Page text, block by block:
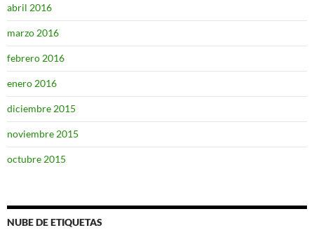
abril 2016
marzo 2016
febrero 2016
enero 2016
diciembre 2015
noviembre 2015
octubre 2015
NUBE DE ETIQUETAS